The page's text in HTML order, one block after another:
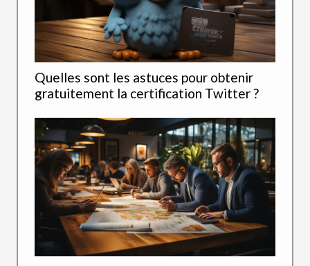
Quelles sont les astuces pour obtenir
gratuitement la certification Twitter ?